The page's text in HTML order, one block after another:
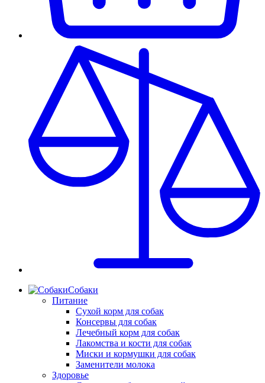
Собаки
Питание
Сухой корм для собак
Консервы для собак
Лечебный корм для собак
Лакомства и кости для собак
Миски и кормушки для собак
Заменители молока
Здоровье